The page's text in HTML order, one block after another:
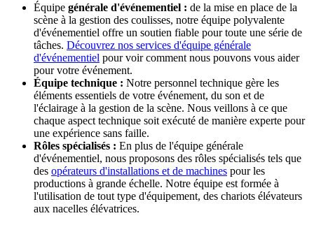
Équipe générale d'événementiel : de la mise en place de la
scène à la gestion des coulisses, notre équipe polyvalente
d'événementiel offre un soutien fiable pour toute une série de
tâches. Découvrez nos services d'équipe générale
d'événementiel pour voir comment nous pouvons vous aider
pour votre événement.
Équipe technique : Notre personnel technique gère les
éléments essentiels de votre événement, du son et de
l'éclairage à la gestion de la scène. Nous veillons à ce que
chaque aspect technique soit exécuté de manière experte pour
une expérience sans faille.
Rôles spécialisés : En plus de l'équipe générale
d'événementiel, nous proposons des rôles spécialisés tels que
des opérateurs d'installations et de machines pour les
productions à grande échelle. Notre équipe est formée à
l'utilisation de tout type d'équipement, des chariots élévateurs
aux nacelles élévatrices.